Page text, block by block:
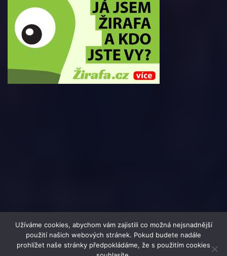
Užíváme cookies, abychom vám zajistili co možná nejsnadnější
použití našich webových stránek. Pokud budete nadále
prohlížet naše stránky předpokládáme, že s použitím cookies